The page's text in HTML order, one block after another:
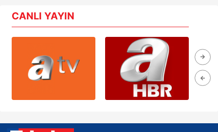
CANLI YAYIN